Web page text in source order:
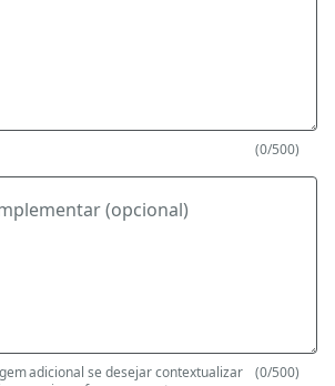
(0/500)
(opcional)
adicional se desejar contextualizar
(0/500)